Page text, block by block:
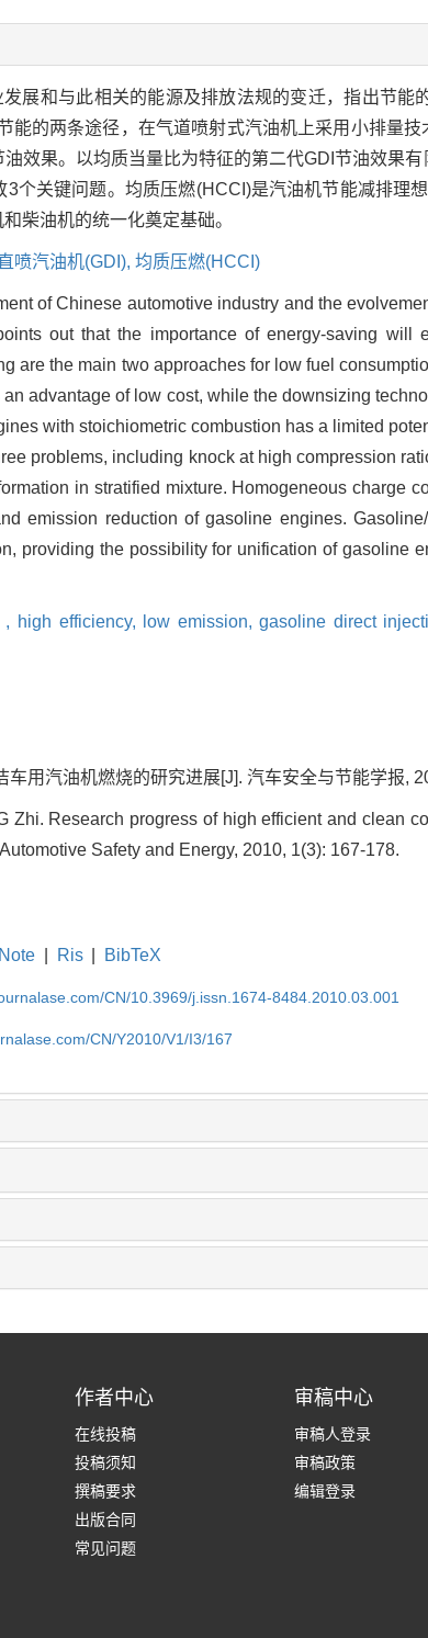
展和与此相关的能源及排放法规的变迁，指出节能
能的两条途径，在气道喷射式汽油机上采用小排量
效果。以均质当量比为特征的第二代GDI节油效果
个关键问题。均质压燃(HCCI)是汽油机节能减排理
柴油机的统一化奠定基础。
喷汽油机(GDI), 均质压燃(HCCI)
of Chinese automotive industry and the
out that the importance of energy-saving will
are the main two approaches for low fuel
advantage of low cost, while the downsizing
with stoichiometric combustion has a limited
problems, including knock at high compression
in stratified mixture. Homogeneous charge
emission reduction of gasoline engines.
providing the possibility for unification of gasoline
, high efficiency, low emission,gasoline direct
车用汽油机燃烧的研究进展[J]. 汽车安全与节能学报,
Zhi. Research progress of high efficient and clean
Safety and Energy, 2010, 1(3): 167-178.
Ris BibTeX
CN/10.3969/j.issn.1674-8484.2010.03.001
CN/Y2010/V1/I3/167
作者中心
在线投稿
投稿须知
撰稿要求
出版合同
常见问题
审稿中心
审稿人登录
审稿政策
编辑登录